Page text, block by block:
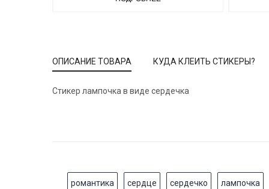
ОПИСАНИЕ ТОВАРА КУДА КЛЕИТЬ СТИКЕРЫ?
Стикер лампочка в виде сердечка
романтика сердце сердечко лампочка